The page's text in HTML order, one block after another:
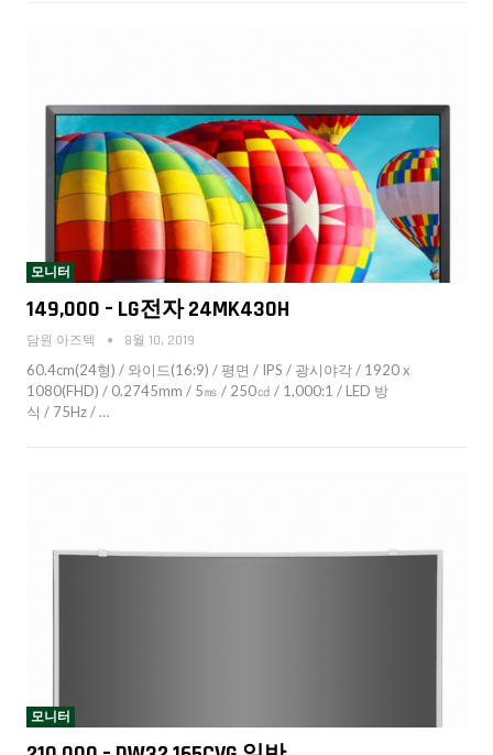
모니터
149,000 – LG전자 24MK430H
담원 아즈텍 8월 10, 2019
60.4cm(24형) / 와이드(16:9) / 평면 / IPS / 광시야각 / 1920 x
1080(FHD) / 0.2745mm / 5㎳ / 250㏅ / 1,000:1 / LED 방
식 / 75Hz / …
모니터